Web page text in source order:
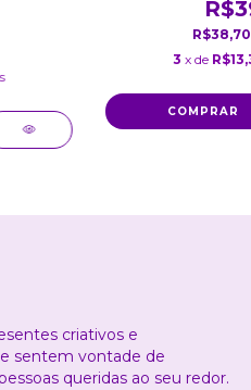
3 x de
COMPRAR
criativos e
sentem vontade de
queridas ao seu redor.